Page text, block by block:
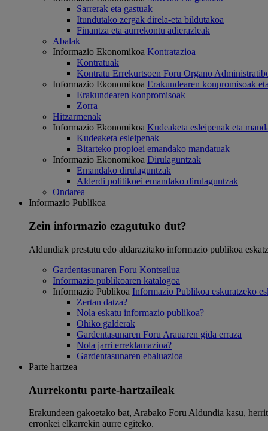
Sarrerak eta gastuak
Itundutako zergak direla-eta bildutakoa
Finantza eta aurrekontu adierazleak
Abalak
Informazio Ekonomikoa Kontratazioa
Kontratuak
Kontratu Errekurtsoen Foru Organo
Informazio Ekonomikoa Erakundearen konpromisoak
Erakundearen konpromisoak
Zorra
Hitzarmenak
Informazio Ekonomikoa Kudeaketa esleipenak eta
Kudeaketa esleipenak
Bitarteko propioei emandako mandatuak
Informazio Ekonomikoa Dirulaguntzak
Emandako dirulaguntzak
Alderdi politikoei emandako dirulaguntzak
Ondarea
Informazio Publikoa
Zein informazio ezagutuko dut?
Aldundiak prestatu edo aldarazitako informazio publikoa
Gardentasunaren Foru Kontseilua
Informazio publikoaren katalogoa
Informazio Publikoa Informazio Publikoa eskuratzeko
Zertan datza?
Nola eskatu informazio publikoa?
Ohiko galderak
Gardentasunaren Foru Arauaren gida erraza
Nola jarri erreklamazioa?
Gardentasunaren ebaluazioa
Parte hartzea
Aurrekontu parte-hartzaileak
Erakundeen gakoetako bat, Arabako Foru Aldundia kasu,
erronkei elkarrekin aurre egiteko.